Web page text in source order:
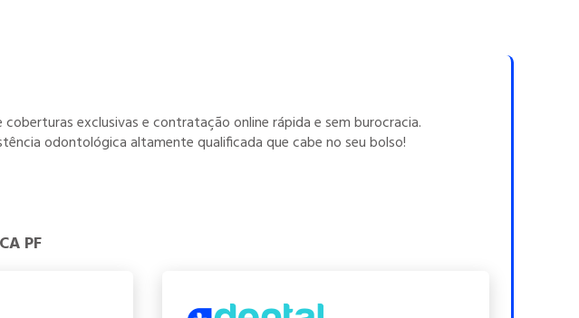
exclusivas e contratação online rápida e sem burocracia.
odontológica altamente qualificada que cabe no seu bolso!
PF